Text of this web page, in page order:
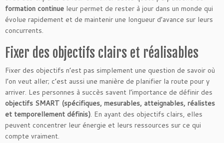
formation continue leur permet de rester à jour dans un monde qui
évolue rapidement et de maintenir une longueur d’avance sur leurs
concurrents.
Fixer des objectifs clairs et réalisables
Fixer des objectifs n’est pas simplement une question de savoir où
l’on veut aller; c’est aussi une manière de planifier la route pour y
arriver. Les personnes à succès savent l’importance de définir des
objectifs SMART (spécifiques, mesurables, atteignables, réalistes
et temporellement définis). En ayant des objectifs clairs, elles
peuvent concentrer leur énergie et leurs ressources sur ce qui
compte vraiment.